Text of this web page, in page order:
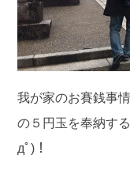
我が家のお賽銭事
の５円玉を奉納す
дﾟ)！